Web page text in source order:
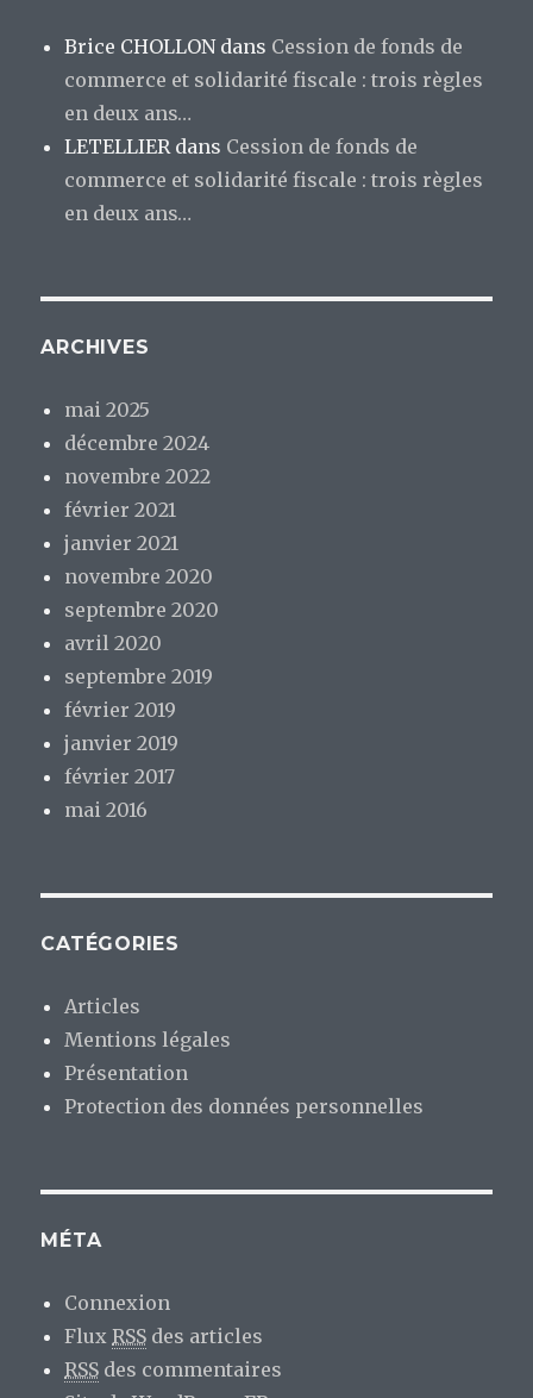
Brice CHOLLONdans Cession de fonds de
commerce et solidarité fiscale : trois règles
en deux ans…
LETELLIERdans Cession de fonds de
commerce et solidarité fiscale : trois règles
en deux ans…
ARCHIVES
mai 2025
décembre 2024
novembre 2022
février 2021
janvier 2021
novembre 2020
septembre 2020
avril 2020
septembre 2019
février 2019
janvier 2019
février 2017
mai 2016
CATÉGORIES
Articles
Mentions légales
Présentation
Protection des données personnelles
MÉTA
Connexion
FluxRSS des articles
RSS des commentaires